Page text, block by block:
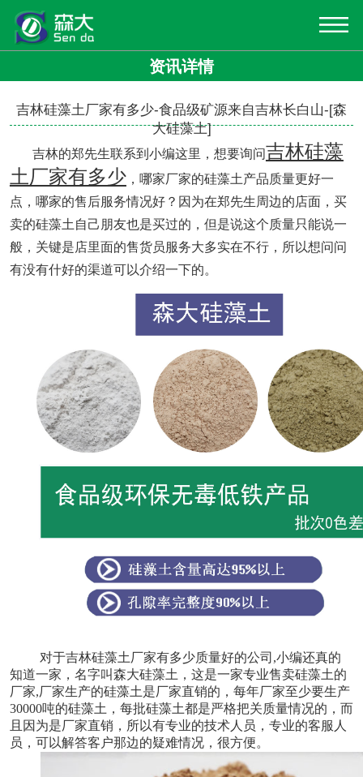
资讯详情
吉林硅藻土厂家有多少-食品级矿源来自吉林长白山-[森
大硅藻土]
吉林的郑先生联系到小编这里，想要询问吉林硅藻
土厂家有多少，哪家厂家的硅藻土产品质量更好一
点，哪家的售后服务情况好？因为在郑先生周边的店面，买
卖的硅藻土自己朋友也是买过的，但是说这个质量只能说一
般，关键是店里面的售货员服务大多实在不行，所以想问问
有没有什好的渠道可以介绍一下的。
对于吉林硅藻土厂家有多少质量好的公司,小编还真的
知道一家，名字叫森大硅藻土，这是一家专业售卖硅藻土的
厂家,厂家生产的硅藻土是厂家直销的，每年厂家至少要生产
30000吨的硅藻土，每批硅藻土都是严格把关质量情况的，而
且因为是厂家直销，所以有专业的技术人员，专业的客服人
员，可以解答客户那边的疑难情况，很方便。